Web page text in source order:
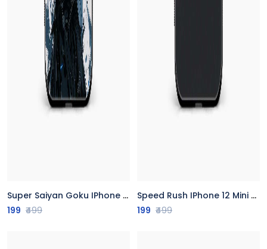
Super Saiyan Goku IPhone 12 Mini Back Cover
199 ₹499
Speed Rush IPhone 12 Mini Back Cover
199 ₹499